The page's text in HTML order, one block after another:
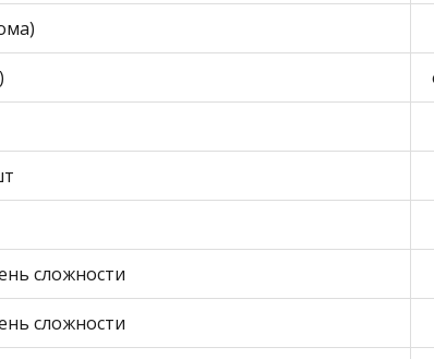
сложности
сложности